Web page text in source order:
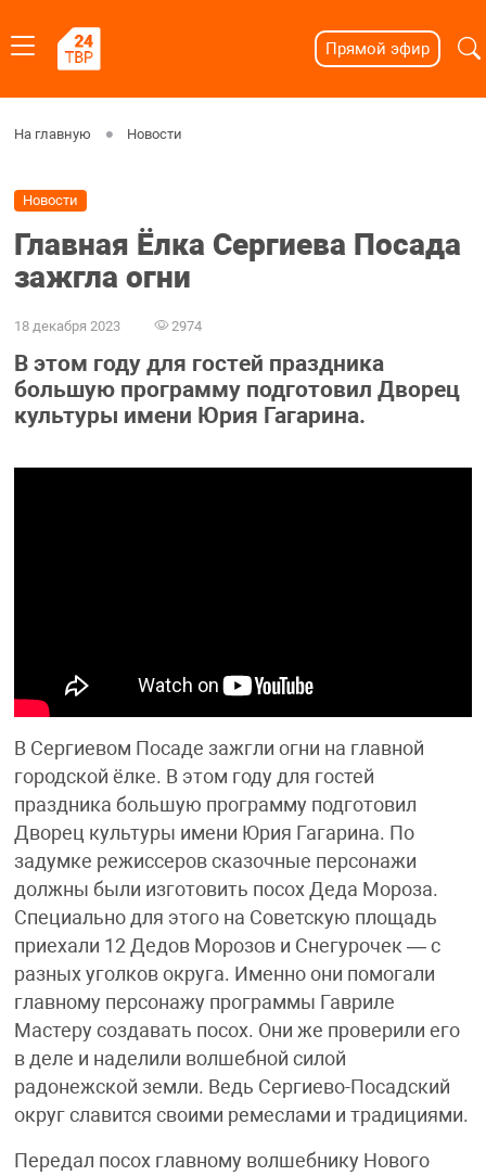
Прямой эфир
На главную Новости
Новости
Главная Ёлка Сергиева Посада
зажгла огни
18 декабря 2023 2974
В этом году для гостей праздника
большую программу подготовил Дворец
культуры имени Юрия Гагарина.
В Сергиевом Посаде зажгли огни на главной
городской ёлке. В этом году для гостей
праздника большую программу подготовил
Дворец культуры имени Юрия Гагарина. По
задумке режиссеров сказочные персонажи
должны были изготовить посох Деда Мороза.
Специально для этого на Советскую площадь
приехали 12 Дедов Морозов и Снегурочек — с
разных уголков округа. Именно они помогали
главному персонажу программы Гавриле
Мастеру создавать посох. Они же проверили его
в деле и наделили волшебной силой
радонежской земли. Ведь Сергиево-Посадский
округ славится своими ремеслами и традициями.
Передал посох главному волшебнику Нового